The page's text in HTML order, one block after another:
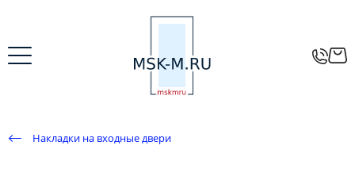
Накладки на входные двери